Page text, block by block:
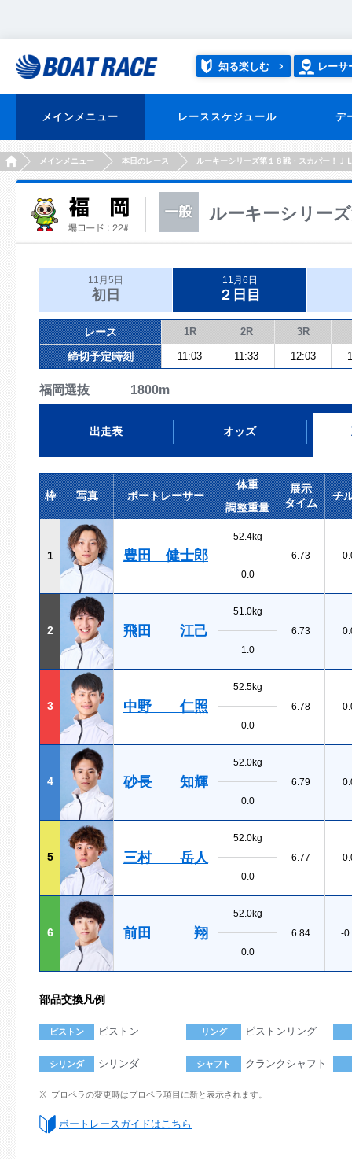
知る楽しむ レーサ
メインメニュー レーススケジュール デ
HOMEメインメニュー 本日のレース ルーキーシリーズ第１８戦・スカパー！Ｊ
ルーキーシリー
11月5日
初日
11月6日
２日目
レース 1R 2R 3R
締切予定時刻 11:03 11:33 12:03
福岡選抜 1800m
出走表 オッズ
枠 写真 ボートレーサー
体重
展示
タイム
チ
調整重量
1 豊田 健士郎
52.4kg
6.73
0.0
2 飛田 江己
51.0kg
6.73
1.0
3 中野 仁照
52.5kg
6.78
0.0
4 砂長 知輝
52.0kg
6.79
0.0
5 三村 岳人
52.0kg
6.77
0.0
6 前田 翔
52.0kg
6.84
-
0.0
部品交換凡例
ピストン ピストン リング ピストンリング
シリンダ シリンダ シャフト クランクシャフト
プロペラの変更時はプロペラ項目に新と表示されます。
ボートレースガイドはこちら